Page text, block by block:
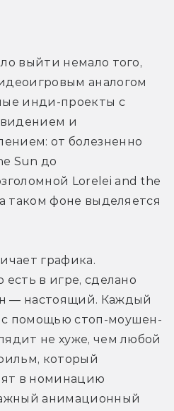
выйти немало того,
аналогом
инди-проекты с
и
от болезненно
Sun до
Lorelei and the
таком фоне выделяется
графика.
есть в игре, сделано
— настоящий. Каждый
с помощью стоп-моушен-
не хуже, чем любой
который
в номинацию
анимационный